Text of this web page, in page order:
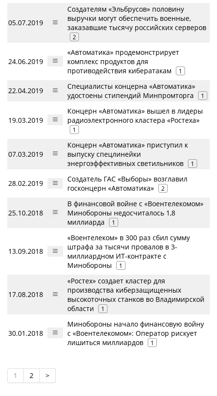
05.07.2019
Создателям «Эльбрусов» половину
выручки могут обеспечить военные,
заказавшие тысячу российских серверов
2
24.06.2019
«Автоматика» продемонстрирует
комплекс продуктов для
противодействия кибератакам
1
22.04.2019
Специалисты концерна «Автоматика»
удостоены стипендий Минпромторга
1
19.03.2019
Концерн «Автоматика» вышел в лидеры
радиоэлектронного кластера «Ростеха»
1
07.03.2019
Концерн «Автоматика» приступил к
выпуску спецлинейки
энергоэффективных светильников
1
28.02.2019
Создатель ГАС «Выборы» возглавил
госконцерн «Автоматика»
2
25.10.2018
В финансовой войне с «Воентелекомом»
Минобороны недосчиталось 1,8
миллиарда
1
13.09.2018
«Воентелеком» в 300 раз сбил сумму
штрафа за тысячи провалов в 3-
миллиардном ИТ-контракте с
Минобороны
1
17.08.2018
«Ростех» создает кластер для
производства киберзащищенных
высокоточных станков во Владимирской
области
1
30.01.2018
Минобороны начало финансовую войну
с «Воентелекомом»: Оператор рискует
лишиться миллиардов
1
1 2 >